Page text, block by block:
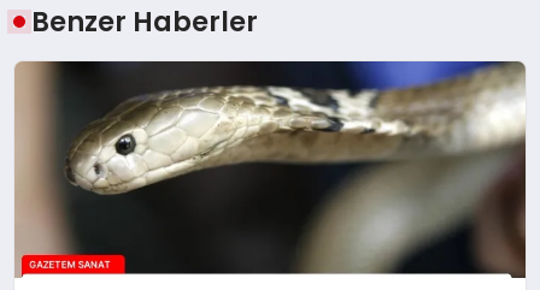
Benzer Haberler